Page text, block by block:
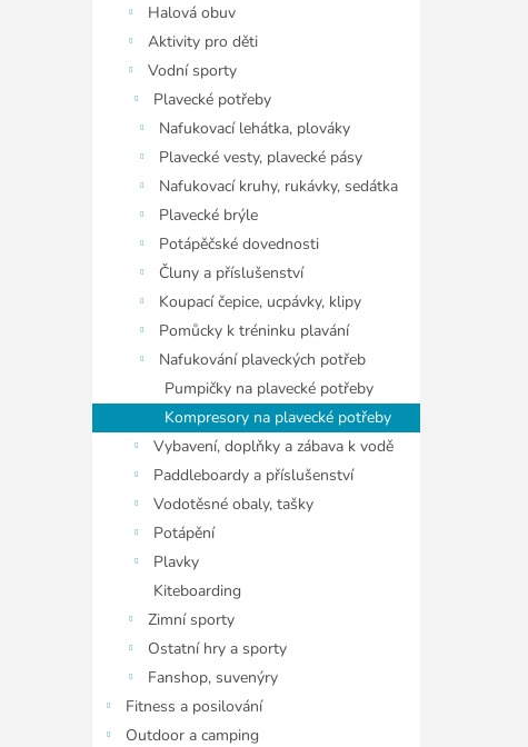
Halová obuv
Aktivity pro děti
Vodní sporty
Plavecké potřeby
Nafukovací lehátka, plováky
Plavecké vesty, plavecké pásy
Nafukovací kruhy, rukávky, sedátka
Plavecké brýle
Potápěčské dovednosti
Čluny a příslušenství
Koupací čepice, ucpávky, klipy
Pomůcky k tréninku plavání
Nafukování plaveckých potřeb
Pumpičky na plavecké potřeby
Kompresory na plavecké potřeby
Vybavení, doplňky a zábava k vodě
Paddleboardy a příslušenství
Vodotěsné obaly, tašky
Potápění
Plavky
Kiteboarding
Zimní sporty
Ostatní hry a sporty
Fanshop, suvenýry
Fitness a posilování
Outdoor a camping